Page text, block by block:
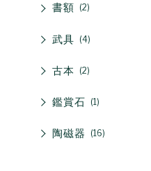
書額 2
武具 4
古本 2
鑑賞石 1
陶磁器 16